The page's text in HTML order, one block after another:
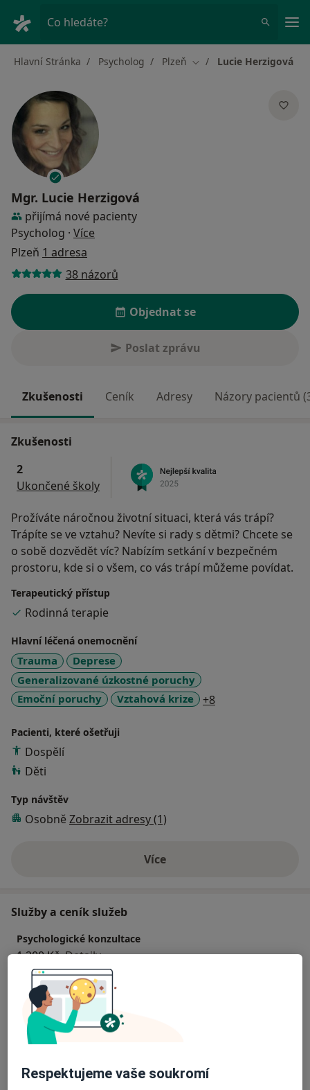
Co hledáte?
Hlavní Stránka Psycholog Plzeň Změna města
Lucie Herzigová
Mgr. Lucie Herzigová
přijímá nové pacienty
Psycholog · Více
Plzeň 1 adresa
38 názorů
Objednat se
Poslat zprávu
Zkušenosti Ceník Adresy Názory pacientů
Zkušenosti
2
Ukončené školy
Prožíváte náročnou životní situaci, která vás trápí?
Trápíte se ve vztahu? Nevíte si rady s dětmi? Chcete se
o sobě dozvědět víc? Nabízím setkání v bezpečném
prostoru, kde si o všem, co vás trápí můžeme povídat.
Terapeutický přístup
Rodinná terapie
Hlavní léčená onemocnění
Trauma
Deprese
Generalizované úzkostné poruchy
Emoční poruchy
Vztahová krize +8
Pacienti, které ošetřuji
Dospělí
Děti
Typ návštěv
Osobně Zobrazit adresy (1)
Víceo zkušenostech
Služby a ceník služeb
Psychologické konzultace
1 200 Kč Detaily
Psychologické poradenství
1 200 Kč Detaily
Párové poradenství
Respektujeme vaše soukromí